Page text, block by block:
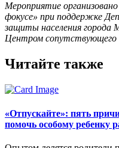
Мероприятие
фокусе» при поддержке
защиты населения города
Центром сопутствующего
Читайте также
«Отпускайте»: пять
помочь особому ребенку